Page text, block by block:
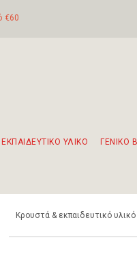
€60
ΥΛΙΚΟ ΓΕΝΙΚΟ
Κρουστά & εκπαιδευτικό υλικό